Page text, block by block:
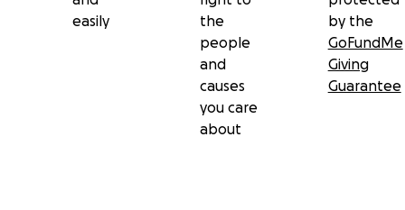
easily
the
people
and
causes
you care
about
by the
GoFundMe
Giving
Guarantee